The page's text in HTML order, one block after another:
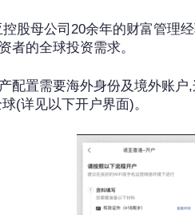
股母公司20余年的财富管理
者的全球投资需求。
配置需要海外身份及境外账
(详见以下开户界面)。